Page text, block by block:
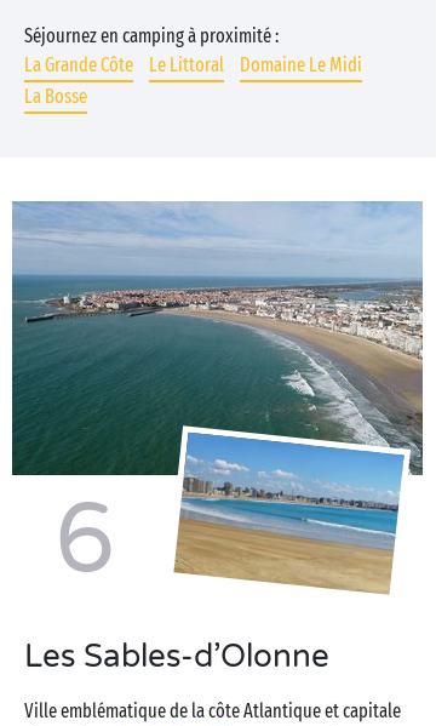
Séjournez en camping à proximité :
La Grande Côte
Le Littoral
Domaine Le Midi
La Bosse
6
Les Sables-d’Olonne
Ville emblématique de la côte Atlantique et capitale